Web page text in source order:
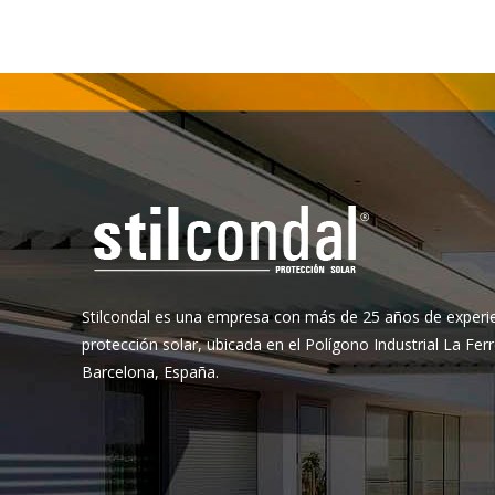
Stilcondal es una empresa con más de 25 años de
protección solar, ubicada en el Polígono Industrial La
Barcelona, España.